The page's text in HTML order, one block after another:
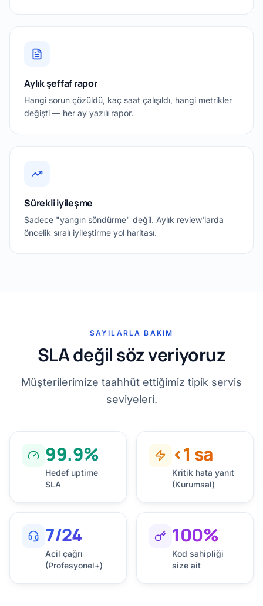
Aylık şeffaf rapor
Hangi sorun çözüldü, kaç saat çalışıldı, hangi metrikler
değişti — her ay yazılı rapor.
Sürekli iyileşme
Sadece "yangın söndürme" değil. Aylık review'larda
öncelik sıralı iyileştirme yol haritası.
SAYILARLA BAKIM
SLA değil söz veriyoruz
Müşterilerimize taahhüt ettiğimiz tipik servis
seviyeleri.
99.9%
Hedef uptime
SLA
<1 sa
Kritik hata yanıt
(Kurumsal)
7/24
Acil çağrı
(Profesyonel+)
100%
Kod sahipliği
size ait